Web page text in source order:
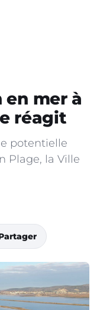
mer à
réagit
potentielle
Plage, la Ville